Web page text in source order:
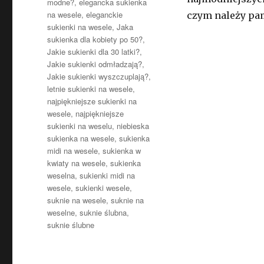
czym należy
na wesele,eleganckie
sukienki na wesele,Jaka
sukienka dla kobiety po 50?,
Jakie sukienki dla 30 latki?,
Jakie sukienki odmładzają?,
Jakie sukienki wyszczuplają?,
letnie sukienki na wesele,
najpiękniejsze sukienki na
wesele, najpiękniejsze
sukienki na weselu, niebieska
sukienka na wesele,sukienka
midi na wesele,sukienka w
kwiaty na wesele,sukienka
weselna,sukienki midi na
wesele,sukienki wesele,
suknie na wesele,suknie na
weselne,suknie ślubna,
suknie ślubne